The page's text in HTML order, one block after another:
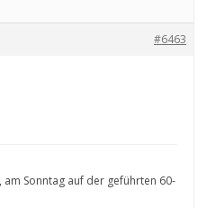
#6463
Sonntag auf der geführten 60-